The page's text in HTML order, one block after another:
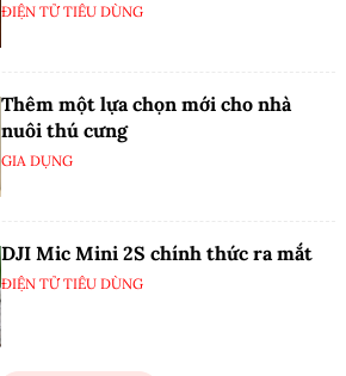
ĐIỆN TỬ TIÊU DÙNG
Thêm một lựa chọn mới cho nhà
nuôi thú cưng
GIA DỤNG
DJI Mic Mini 2S chính thức ra mắt
ĐIỆN TỬ TIÊU DÙNG